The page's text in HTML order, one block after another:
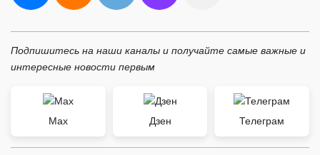
Подпишитесь на наши каналы и получайте самые важные и
интересные новости первым
Max Дзен Телеграм